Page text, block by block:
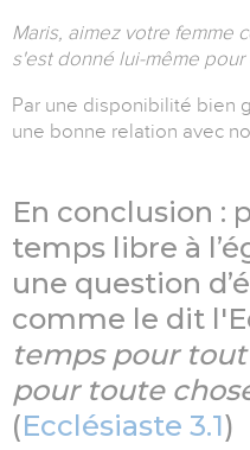
Maris, aimez votre femme
s'est donné lui-même pour
Par une disponibilité bien
une bonne relation avec
En conclusion :
temps libre à
une question
comme le dit
temps pour
pour toute
(Ecclésiaste 3.1)